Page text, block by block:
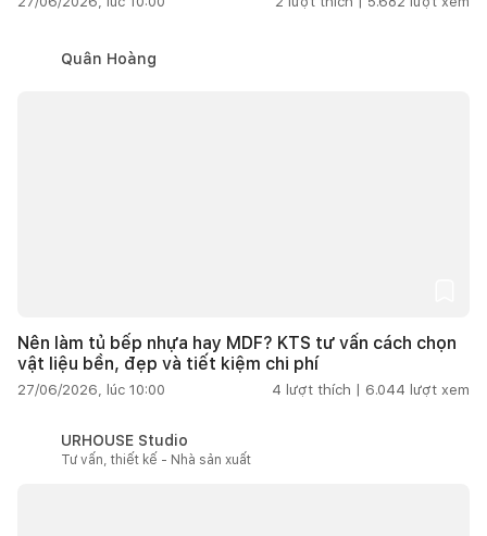
Quân Hoàng
Nên làm tủ bếp nhựa hay MDF? KTS tư vấn cách chọn
vật liệu bền, đẹp và tiết kiệm chi phí
27/06/2026, lúc 10:00 4 lượt thích | 6.044 lượt xem
URHOUSE Studio
Tư vấn, thiết kế - Nhà sản xuất